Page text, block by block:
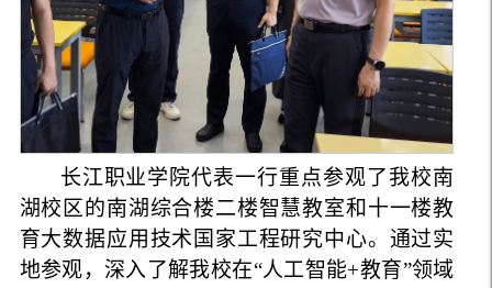
长江职业学院代表一行重点参观了我校南
湖校区的南湖综合楼二楼智慧教室和十一楼教
育大数据应用技术国家工程研究中心。通过实
地参观，深入了解我校在“人工智能+教育”领域